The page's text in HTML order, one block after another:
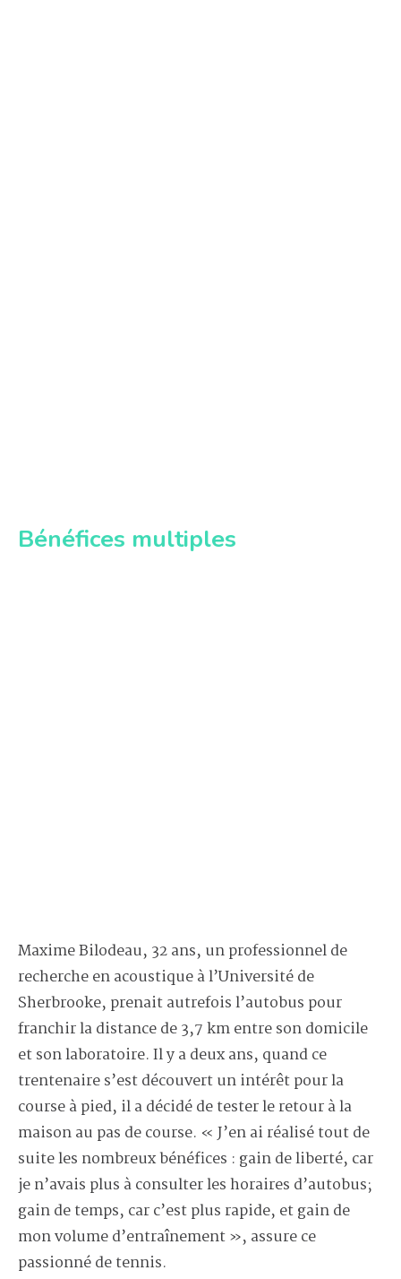
Bénéfices multiples
Maxime Bilodeau, 32 ans, un professionnel de
recherche en acoustique à l’Université de
Sherbrooke, prenait autrefois l’autobus pour
franchir la distance de 3,7 km entre son domicile
et son laboratoire. Il y a deux ans, quand ce
trentenaire s’est découvert un intérêt pour la
course à pied, il a décidé de tester le retour à la
maison au pas de course. « J’en ai réalisé tout de
suite les nombreux bénéfices : gain de liberté, car
je n’avais plus à consulter les horaires d’autobus;
gain de temps, car c’est plus rapide, et gain de
mon volume d’entraînement », assure ce
passionné de tennis.